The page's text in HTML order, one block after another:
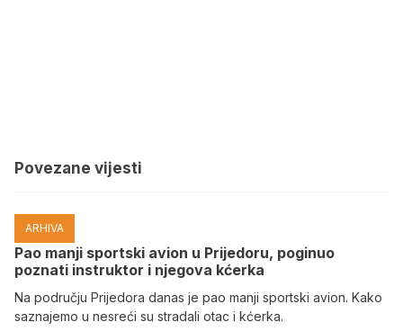
Povezane vijesti
ARHIVA
Pao manji sportski avion u Prijedoru, poginuo
poznati instruktor i njegova kćerka
Na području Prijedora danas je pao manji sportski avion. Kako
saznajemo u nesreći su stradali otac i kćerka.